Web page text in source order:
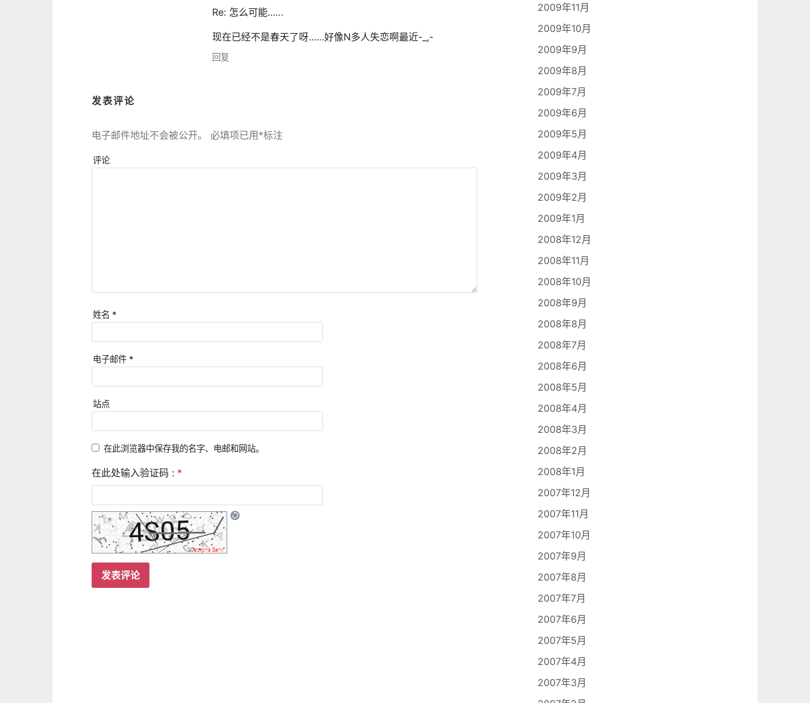
Re: 怎么可能……
现在已经不是春天了呀……好像N多人失恋啊最近-_,-
回复
发表评论
电子邮件地址不会被公开。 必填项已用 *标注
评论
姓名 *
电子邮件 *
站点
在此浏览器中保存我的名字、电邮和网站。
在此处输入验证码 : *
2009年11月
2009年10月
2009年9月
2009年8月
2009年7月
2009年6月
2009年5月
2009年4月
2009年3月
2009年2月
2009年1月
2008年12月
2008年11月
2008年10月
2008年9月
2008年8月
2008年7月
2008年6月
2008年5月
2008年4月
2008年3月
2008年2月
2008年1月
2007年12月
2007年11月
2007年10月
2007年9月
2007年8月
2007年7月
2007年6月
2007年5月
2007年4月
2007年3月